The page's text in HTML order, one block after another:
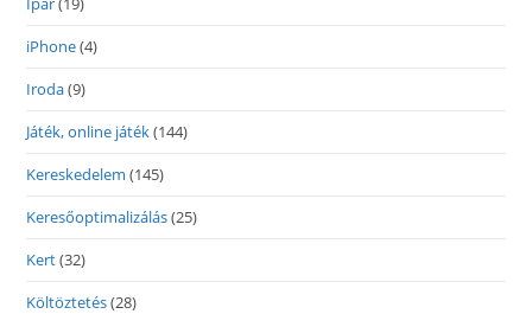
iPhone(4)
Iroda(9)
Játék, online játék(144)
Kereskedelem (145)
Keresőoptimalizálás(25)
Kert(32)
Költöztetés(28)